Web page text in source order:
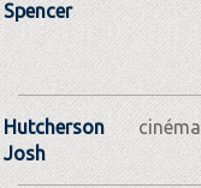
Spencer
Hutcherson
Josh
cinéma